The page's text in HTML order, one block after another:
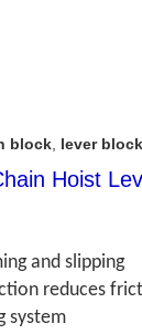
block lever
Hoist
and slipping
reduces
system